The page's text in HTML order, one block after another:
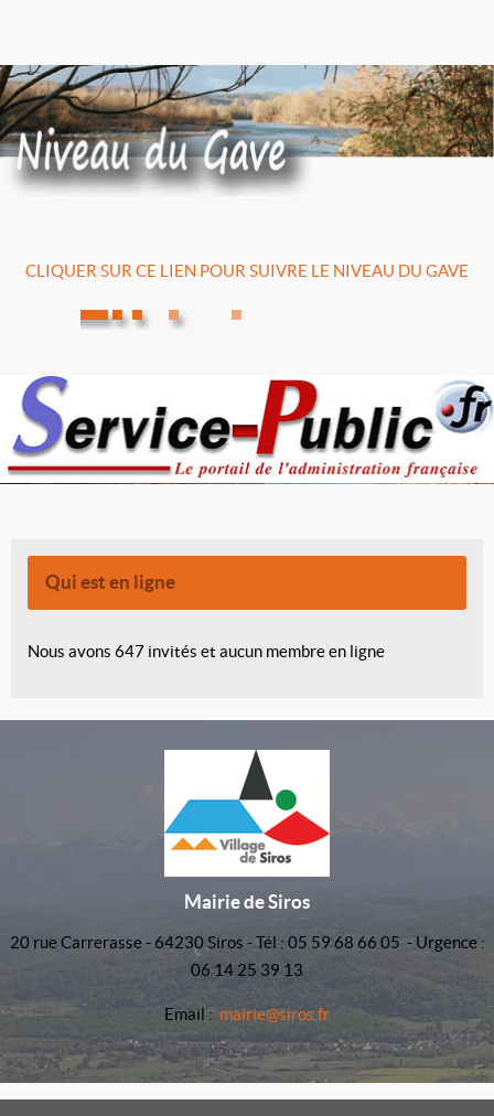
CLIQUER SUR CE LIEN POUR SUIVRE LE NIVEAU DU GAVE
Qui est en ligne
Nous avons 647 invités et aucun membre en ligne
Mairie de Siros
20 rue Carrerasse - 64230 Siros - Tél : 05 59 68 66 05 - Urgence :
06 14 25 39 13
Email : mairie@siros.fr